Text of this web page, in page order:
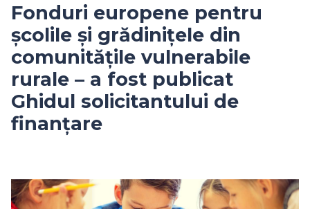
Fonduri europene pentru
școlile și grădinițele din
comunitățile vulnerabile
rurale – a fost publicat
Ghidul solicitantului de
finanțare